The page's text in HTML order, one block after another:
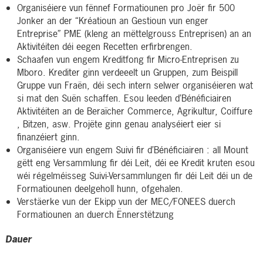
Organiséiere vun fënnef Formatiounen pro Joër fir 500
Jonker an der “Kréatioun an Gestioun vun enger
Entreprise” PME (kleng an mëttelgrouss Entreprisen) an an
Aktivitéiten déi eegen Recetten erfirbrengen.
Schaafen vun engem Kreditfong fir Micro-Entreprisen zu
Mboro. Krediter ginn verdeeelt un Gruppen, zum Beispill
Gruppe vun Fraën, déi sech intern selwer organiséieren wat
si mat den Suën schaffen. Esou leeden d’Bénéficiairen
Aktivitéiten an de Beraïcher Commerce, Agrikultur, Coiffure
, Bitzen, asw. Projëte ginn genau analyséiert eier si
finanzéiert ginn.
Organiséiere vun engem Suivi fir d’Bénéficiairen : all Mount
gëtt eng Versammlung fir déi Leit, déi ee Kredit kruten esou
wéi régelméisseg Suivi-Versammlungen fir déi Leit déi un de
Formatiounen deelgeholl hunn, ofgehalen.
Verstäerke vun der Ekipp vun der MEC/FONEES duerch
Formatiounen an duerch Ënnerstëtzung
Dauer